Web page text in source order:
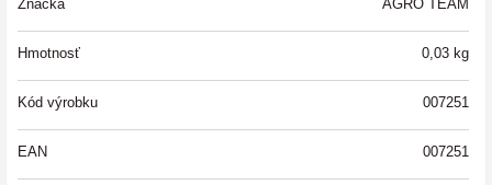
Značka AGRO TEAM
Hmotnosť 0,03 kg
Kód výrobku 007251
EAN 007251